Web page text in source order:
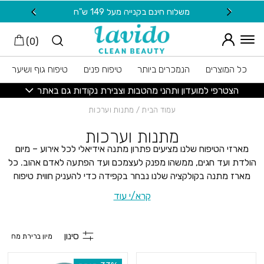
Skip to Content משלוח חינם בקנייה מעל 149 ש"ח
(
0
)
כל המוצרים הנמכרים ביותר טיפוח פנים
טיפוח גוף ושיער
הצטרפי למועדון ותהני מהטבות וצבירת נקודות גם באתר
עמוד הבית / מתנות וערכות
מתנות וערכות
מארזי הטיפוח שלנו מציעים פתרון מתנה אידיאלי לכל אירוע – מיום
הולדת ועד חגים, ממשהו מפנק לעצמכם ועד הפתעה לאדם אהוב. כל
מארז מתנה בקולקציה שלנו נבחר בקפידה כדי להעניק חווית טיפוח
יוקרתית ומפנקת שאפשר לתת לעצמכם בבית ולחסוך טיפולים יקרים.
למה לבחור במארזי
הטיפוח שלנו?
קרא/י עוד
סינון
בחזרה למעלה